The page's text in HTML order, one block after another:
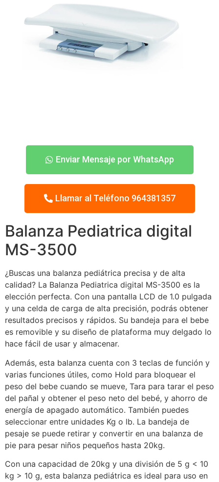
Enviar Mensaje por WhatsApp
Llamar al Teléfono 964381357
Balanza Pediatrica digital
MS-3500
¿Buscas una balanza pediátrica precisa y de alta
calidad? La Balanza Pediatrica digital MS-3500 es la
elección perfecta. Con una pantalla LCD de 1.0 pulgada
y una celda de carga de alta precisión, podrás obtener
resultados precisos y rápidos. Su bandeja para el bebe
es removible y su diseño de plataforma muy delgado lo
hace fácil de usar y almacenar.
Además, esta balanza cuenta con 3 teclas de función y
varias funciones útiles, como Hold para bloquear el
peso del bebe cuando se mueve, Tara para tarar el peso
del pañal y obtener el peso neto del bebé, y ahorro de
energía de apagado automático. También puedes
seleccionar entre unidades Kg o lb. La bandeja de
pesaje se puede retirar y convertir en una balanza de
pie para pesar niños pequeños hasta 20kg.
Con una capacidad de 20kg y una división de 5 g < 10
kg > 10 g, esta balanza pediátrica es ideal para uso en